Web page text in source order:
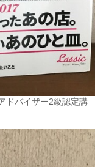
ドバイザー2級認定講